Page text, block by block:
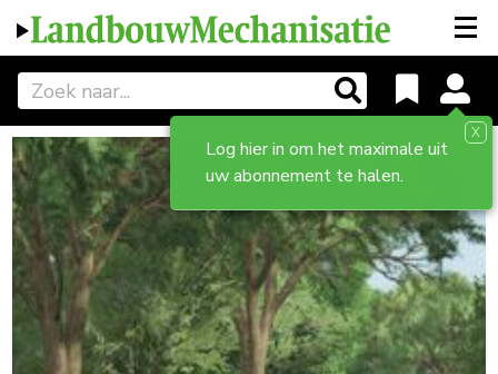
Log hier in om het maximale uit
uw abonnement te halen.
X